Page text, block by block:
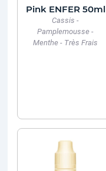
Pink ENFER 50ml
Cassis -
Pamplemousse -
Menthe - Très Frais